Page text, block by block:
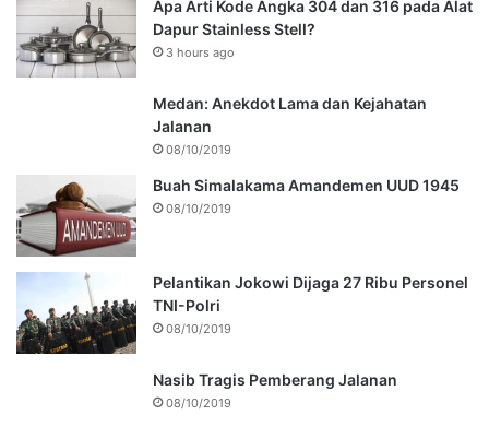
Apa Arti Kode Angka 304 dan 316 pada Alat
Dapur Stainless Stell?
3 hours ago
Medan: Anekdot Lama dan Kejahatan
Jalanan
08/10/2019
Buah Simalakama Amandemen UUD 1945
08/10/2019
Pelantikan Jokowi Dijaga 27 Ribu Personel
TNI-Polri
08/10/2019
Nasib Tragis Pemberang Jalanan
08/10/2019